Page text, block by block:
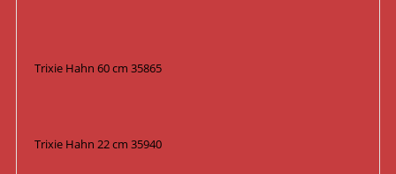
Trixie Hahn 60 cm 35865
Trixie Hahn 22 cm 35940